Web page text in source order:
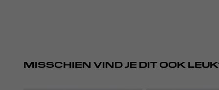
MISSCHIEN VIND JE DIT OOK